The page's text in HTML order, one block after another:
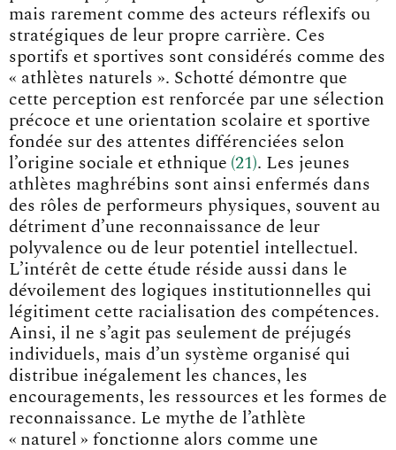
mais rarement comme des acteurs réflexifs ou
stratégiques de leur propre carrière. Ces
sportifs et sportives sont considérés comme des
« athlètes naturels ». Schotté démontre que
cette perception est renforcée par une sélection
précoce et une orientation scolaire et sportive
fondée sur des attentes différenciées selon
l’origine sociale et ethnique 21 . Les jeunes
athlètes maghrébins sont ainsi enfermés dans
des rôles de performeurs physiques, souvent au
détriment d’une reconnaissance de leur
polyvalence ou de leur potentiel intellectuel.
L’intérêt de cette étude réside aussi dans le
dévoilement des logiques institutionnelles qui
légitiment cette racialisation des compétences.
Ainsi, il ne s’agit pas seulement de préjugés
individuels, mais d’un système organisé qui
distribue inégalement les chances, les
encouragements, les ressources et les formes de
reconnaissance. Le mythe de l’athlète
« naturel » fonctionne alors comme une